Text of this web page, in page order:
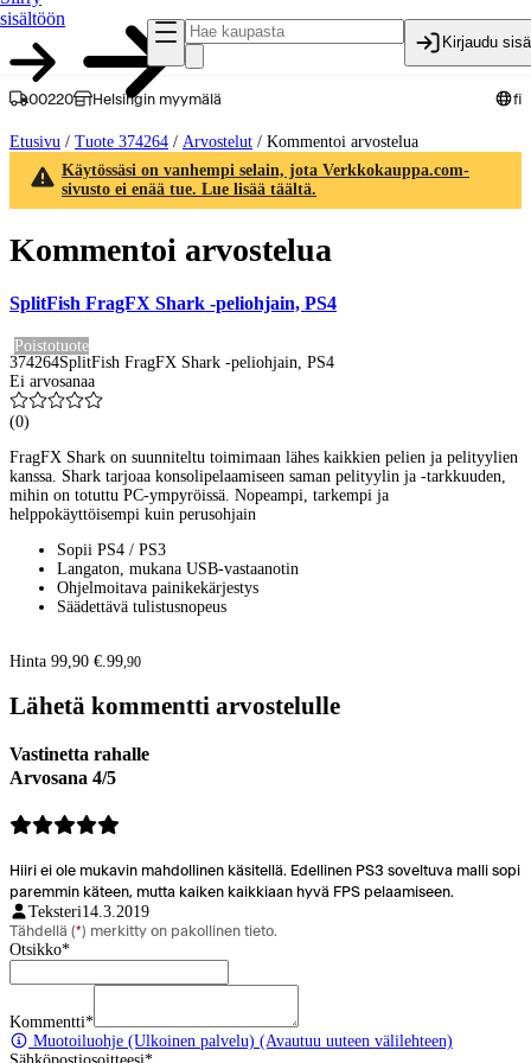
sisältöön
Kirjaudu
00220 Helsingin myymälä fi
Etusivu / Tuote 374264 / Arvostelut / Kommentoi arvostelua
Käytössäsi on vanhempi selain, jota Verkkokauppa.com-
sivusto ei enää tue. Lue lisää täältä.
Kommentoi arvostelua
SplitFish FragFX Shark -peliohjain, PS4
Poistotuote
374264SplitFish FragFX Shark -peliohjain, PS4
Ei arvosanaa
(0)
FragFX Shark on suunniteltu toimimaan lähes kaikkien pelien ja pelityylien
kanssa. Shark tarjoaa konsolipelaamiseen saman pelityylin ja -tarkkuuden,
mihin on totuttu PC-ympyröissä. Nopeampi, tarkempi ja
helppokäyttöisempi kuin perusohjain
Sopii PS4 / PS3
Langaton, mukana USB-vastaanotin
Ohjelmoitava painikekärjestys
Säädettävä tulistusnopeus
Hinta 99,90 €. 99,90
Lähetä kommentti arvostelulle
Vastinetta rahalle
Arvosana 4/5
Hiiri ei ole mukavin mahdollinen käsitellä. Edellinen PS3 soveltuva malli sopi
paremmin käteen, mutta kaiken kaikkiaan hyvä FPS pelaamiseen.
Teksteri14.3.2019
Tähdellä (*) merkitty on pakollinen tieto.
Otsikko*
Kommentti*
Muotoiluohje (Ulkoinen palvelu) (Avautuu uuteen välilehteen)